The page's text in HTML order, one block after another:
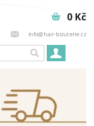
info@hair-bizuterie.cz
0 Kč